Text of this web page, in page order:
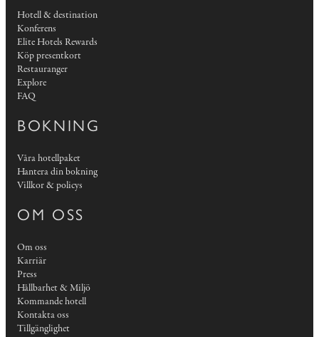
Hotell & destination
Konferens
Elite Hotels Rewards
Köp presentkort
Restauranger
Explore
FAQ
BOKNING
Våra hotellpaket
Hantera din bokning
Villkor & policys
OM OSS
Om oss
Karriär
Press
Hållbarhet & Miljö
Kommande hotell
Kontakta oss
Tillgänglighet